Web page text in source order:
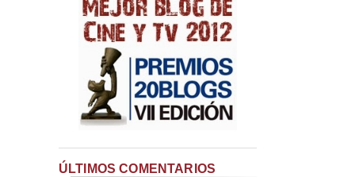
ÚLTIMOS COMENTARIOS